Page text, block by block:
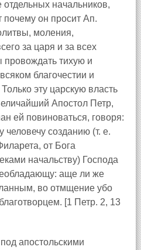
начальников,
он просит Ап.
моления,
за царя и за всех
провождать тихую и
благочестии и
эту царскую власть
Апостол Петр,
ей повиноваться, говоря:
человечу созданию (т. е.
от Бога
начальству) Господа
аще ли же
во отмщение убо
[1 Петр. 2, 13
апостольскими